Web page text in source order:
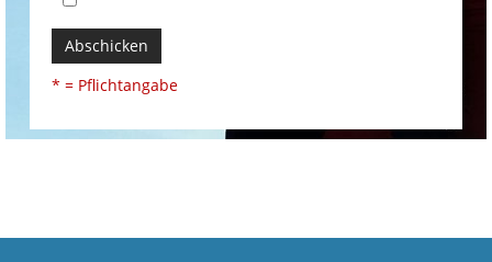
Abschicken
* = Pflichtangabe